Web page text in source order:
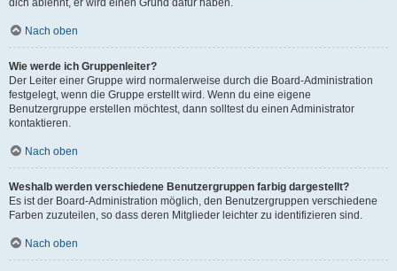
dich ablehnt, er wird einen Grund dafür haben.
Nach oben
Wie werde ich Gruppenleiter?
Der Leiter einer Gruppe wird normalerweise durch die Board-Administration
festgelegt, wenn die Gruppe erstellt wird. Wenn du eine eigene
Benutzergruppe erstellen möchtest, dann solltest du einen Administrator
kontaktieren.
Nach oben
Weshalb werden verschiedene Benutzergruppen farbig dargestellt?
Es ist der Board-Administration möglich, den Benutzergruppen verschiedene
Farben zuzuteilen, so dass deren Mitglieder leichter zu identifizieren sind.
Nach oben